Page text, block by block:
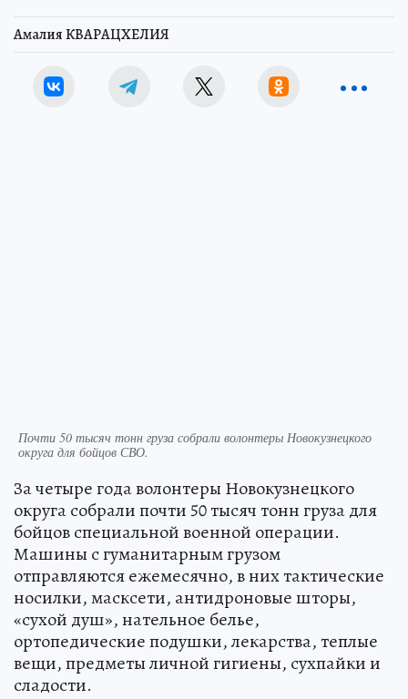
Амалия КВАРАЦХЕЛИЯ
Почти 50 тысяч тонн груза собрали волонтеры Новокузнецкого
округа для бойцов СВО.
За четыре года волонтеры Новокузнецкого
округа собрали почти 50 тысяч тонн груза для
бойцов специальной военной операции.
Машины с гуманитарным грузом
отправляются ежемесячно, в них тактические
носилки, масксети, антидроновые шторы,
«сухой душ», нательное белье,
ортопедические подушки, лекарства, теплые
вещи, предметы личной гигиены, сухпайки и
сладости.